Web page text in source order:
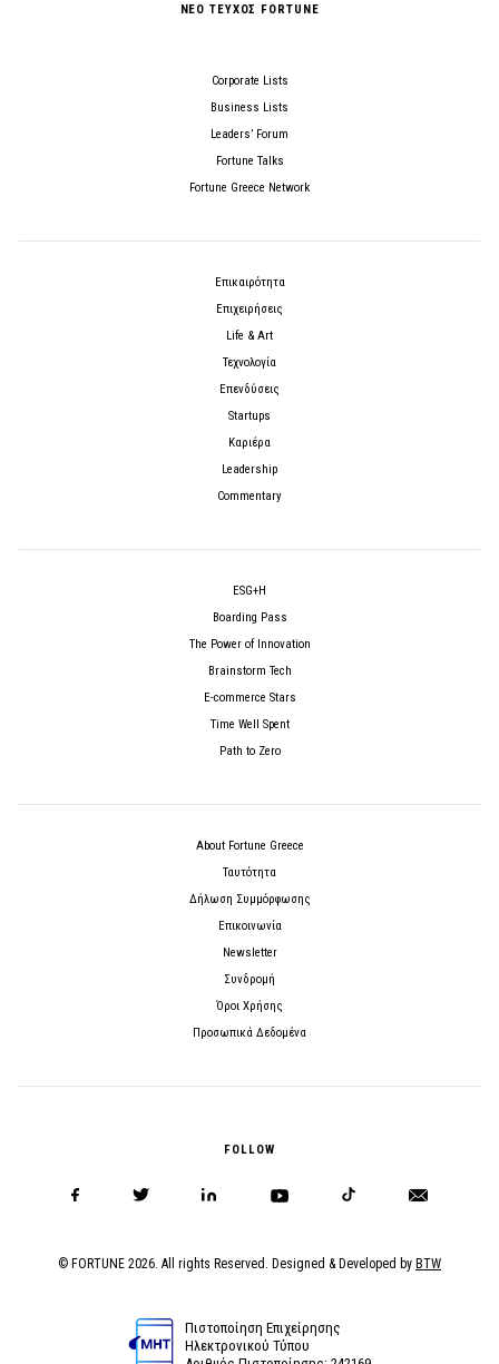
ΝΕΟ ΤΕΥΧΟΣ FORTUNE
Corporate Lists
Business Lists
Leaders’ Forum
Fortune Talks
Fortune Greece Network
Επικαιρότητα
Επιχειρήσεις
Life & Art
Τεχνολογία
Επενδύσεις
Startups
Καριέρα
Leadership
Commentary
ESG+H
Boarding Pass
The Power of Innovation
Brainstorm Tech
E-commerce Stars
Time Well Spent
Path to Zero
About Fortune Greece
Ταυτότητα
Δήλωση Συμμόρφωσης
Επικοινωνία
Newsletter
Συνδρομή
Όροι Χρήσης
Προσωπικά Δεδομένα
FOLLOW
© FORTUNE 2026. All rights Reserved. Designed & Developed by BTW
Πιστοποίηση Επιχείρησης
Ηλεκτρονικού Τύπου